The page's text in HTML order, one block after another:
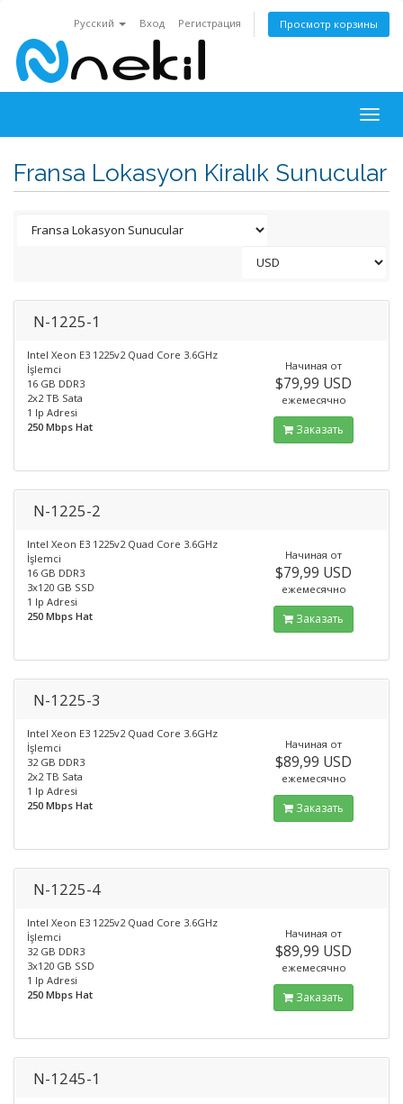
Русский Вход Регистрация Просмотр корзины
Fransa Lokasyon Kiralık Sunucular
N-1225-1
Intel Xeon E3 1225v2 Quad Core 3.6GHz
İşlemci
16 GB DDR3
2x2 TB Sata
1 Ip Adresi
250 Mbps Hat
Начиная от
$79,99 USD
ежемесячно
Заказать
N-1225-2
Intel Xeon E3 1225v2 Quad Core 3.6GHz
İşlemci
16 GB DDR3
3x120 GB SSD
1 Ip Adresi
250 Mbps Hat
Начиная от
$79,99 USD
ежемесячно
Заказать
N-1225-3
Intel Xeon E3 1225v2 Quad Core 3.6GHz
İşlemci
32 GB DDR3
2x2 TB Sata
1 Ip Adresi
250 Mbps Hat
Начиная от
$89,99 USD
ежемесячно
Заказать
N-1225-4
Intel Xeon E3 1225v2 Quad Core 3.6GHz
İşlemci
32 GB DDR3
3x120 GB SSD
1 Ip Adresi
250 Mbps Hat
Начиная от
$89,99 USD
ежемесячно
Заказать
N-1245-1